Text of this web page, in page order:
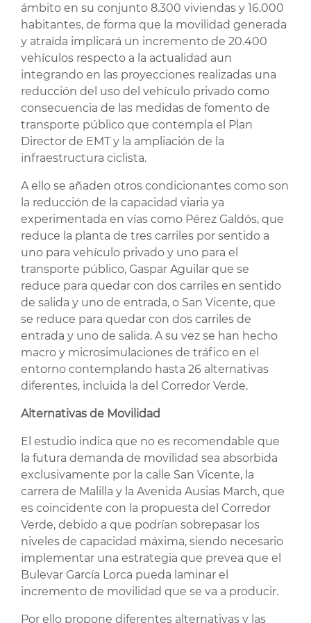
ámbito en su conjunto 8.300 viviendas y 16.000
habitantes, de forma que la movilidad generada
y atraída implicará un incremento de 20.400
vehículos respecto a la actualidad aun
integrando en las proyecciones realizadas una
reducción del uso del vehículo privado como
consecuencia de las medidas de fomento de
transporte público que contempla el Plan
Director de EMT y la ampliación de la
infraestructura ciclista.
A ello se añaden otros condicionantes como son
la reducción de la capacidad viaria ya
experimentada en vías como Pérez Galdós, que
reduce la planta de tres carriles por sentido a
uno para vehículo privado y uno para el
transporte público, Gaspar Aguilar que se
reduce para quedar con dos carriles en sentido
de salida y uno de entrada, o San Vicente, que
se reduce para quedar con dos carriles de
entrada y uno de salida. A su vez se han hecho
macro y microsimulaciones de tráfico en el
entorno contemplando hasta 26 alternativas
diferentes, incluida la del Corredor Verde.
Alternativas de Movilidad
El estudio indica que no es recomendable que
la futura demanda de movilidad sea absorbida
exclusivamente por la calle San Vicente, la
carrera de Malilla y la Avenida Ausias March, que
es coincidente con la propuesta del Corredor
Verde, debido a que podrían sobrepasar los
niveles de capacidad máxima, siendo necesario
implementar una estrategia que prevea que el
Bulevar García Lorca pueda laminar el
incremento de movilidad que se va a producir.
Por ello propone diferentes alternativas y las